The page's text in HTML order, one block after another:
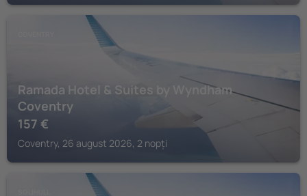
Ramada Hotel & Suites by Wyndham
Coventry
157 €
Coventry, 26 august 2026, 2 nopți